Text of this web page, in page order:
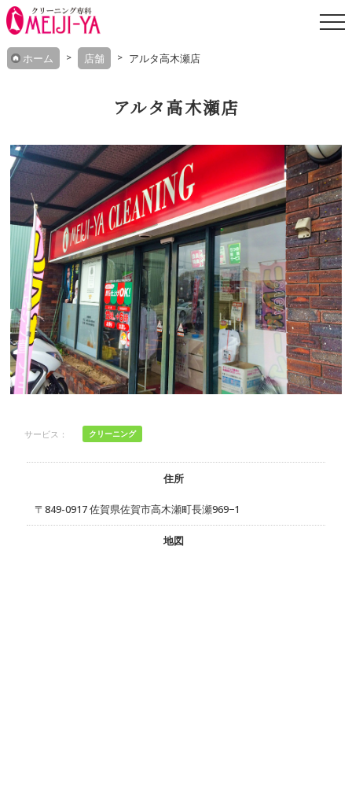
Skip
to
ホーム 店舗 アルタ高木瀬店
アルタ高木瀬店
サービス： クリーニング
住所
〒849-0917 佐賀県佐賀市高木瀬町長瀬969−1
地図